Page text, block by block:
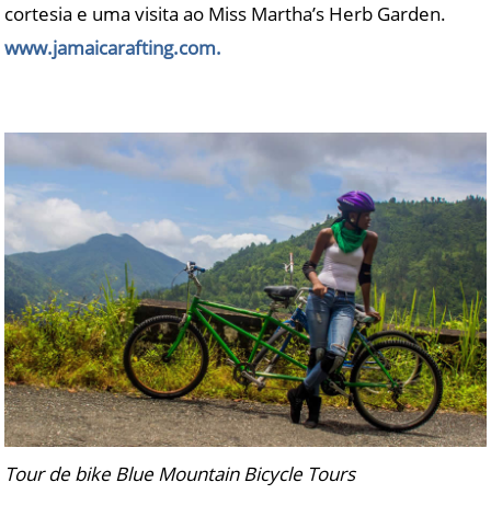
cortesia e uma visita ao Miss Martha’s Herb Garden.
www.jamaicarafting.com.
Tour de bike Blue Mountain Bicycle Tours